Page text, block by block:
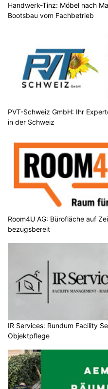
Handwerk-Tinz: Möbel nach
Bootsbau vom Fachbetrieb
PVT-Schweiz GmbH: Ihr
in der Schweiz
Room4U AG: Bürofläche auf
bezugsbereit
IR Services: Rundum Facility
Objektpflege